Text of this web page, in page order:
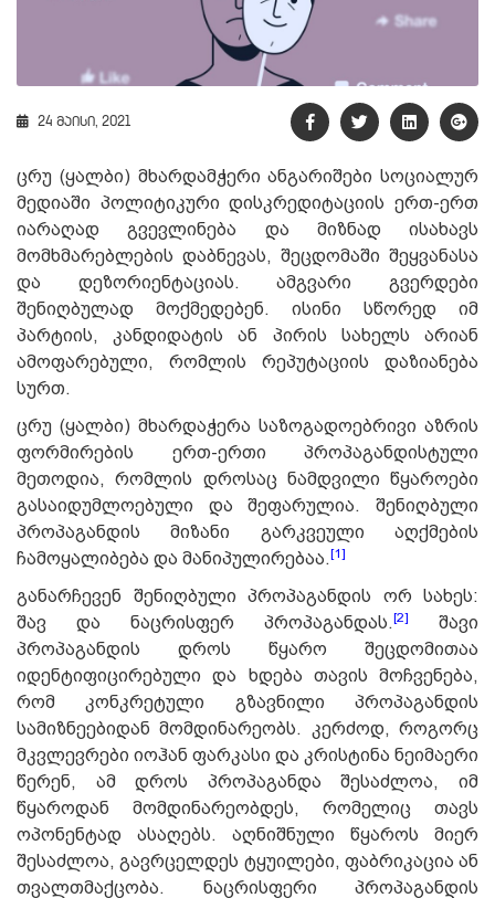
24 მაისი, 2021
ცრუ (ყალბი) მხარდამჭერი ანგარიშები სოციალურ
მედიაში პოლიტიკური დისკრედიტაციის ერთ-ერთ
იარაღად გვევლინება და მიზნად ისახავს
მომხმარებლების დაბნევას, შეცდომაში შეყვანასა
და დეზორიენტაციას. ამგვარი გვერდები
შენიღბულად მოქმედებენ. ისინი სწორედ იმ
პარტიის, კანდიდატის ან პირის სახელს არიან
ამოფარებული, რომლის რეპუტაციის დაზიანება
სურთ.
ცრუ (ყალბი) მხარდაჭერა საზოგადოებრივი აზრის
ფორმირების ერთ-ერთი პროპაგანდისტული
მეთოდია, რომლის დროსაც ნამდვილი წყაროები
გასაიდუმლოებული და შეფარულია. შენიღბული
პროპაგანდის მიზანი გარკვეული აღქმების
ჩამოყალიბება და მანიპულირებაა.[1]
განარჩევენ შენიღბული პროპაგანდის ორ სახეს:
შავ და ნაცრისფერ პროპაგანდას.[2]
შავი
პროპაგანდის დროს წყარო შეცდომითაა
იდენტიფიცირებული და ხდება თავის მოჩვენება,
რომ კონკრეტული გზავნილი პროპაგანდის
სამიზნეებიდან მომდინარეობს. კერძოდ, როგორც
მკვლევრები იოჰან ფარკასი და კრისტინა ნეიმაერი
წერენ, ამ დროს პროპაგანდა შესაძლოა, იმ
წყაროდან მომდინარეობდეს, რომელიც თავს
ოპონენტად ასაღებს. აღნიშნული წყაროს მიერ
შესაძლოა, გავრცელდეს ტყუილები, ფაბრიკაცია ან
თვალთმაქცობა. ნაცრისფერი პროპაგანდის